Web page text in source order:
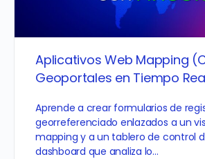
Aplicativos Web Mapping
Geoportales en Tiempo
Aprende a crear formularios de
georreferenciado enlazados a un
mapping y a un tablero de control
dashboard que analiza lo…